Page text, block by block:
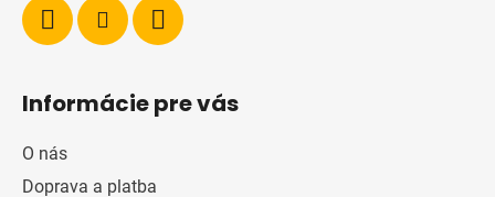
Informácie pre vás
O nás
Doprava a platba